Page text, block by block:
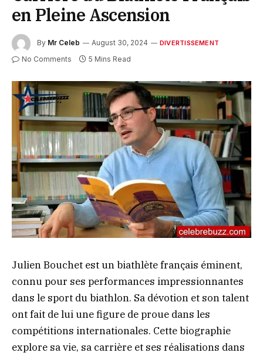
en Pleine Ascension
By Mr Celeb August 30, 2024 DIVERTISSEMENT
No Comments 5 Mins Read
Julien Bouchet est un biathlète français éminent,
connu pour ses performances impressionnantes
dans le sport du biathlon. Sa dévotion et son talent
ont fait de lui une figure de proue dans les
compétitions internationales. Cette biographie
explore sa vie, sa carrière et ses réalisations dans